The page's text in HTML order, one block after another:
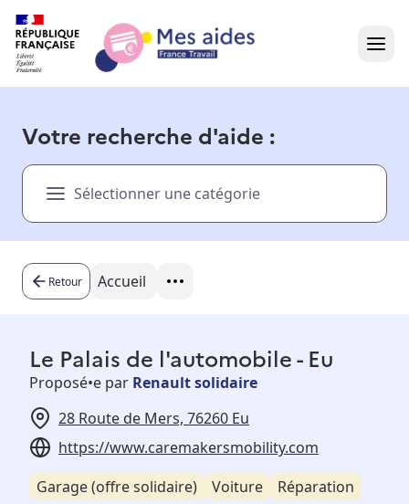
Présentation vidéo
Besoin d'aide ?
Votre recherche d'aide :
Sélectionner une catégorie
Retour Accueil
Le Palais de l'automobile - Eu
Proposé•e par Renault solidaire
28 Route de Mers, 76260 Eu
https://www.caremakersmobility.com
Garage (offre solidaire)
Voiture Réparation